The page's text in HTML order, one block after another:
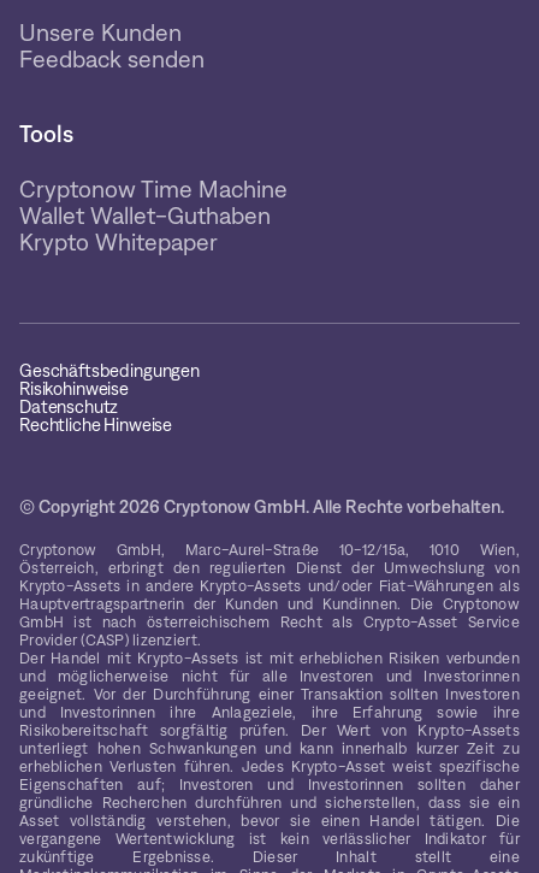
Unsere Kunden
Feedback senden
Tools
Cryptonow Time Machine
Wallet Wallet-Guthaben
Krypto Whitepaper
Geschäftsbedingungen
Risikohinweise
Datenschutz
Rechtliche Hinweise
© Copyright 2026 Cryptonow GmbH. Alle Rechte vorbehalten.
Cryptonow GmbH, Marc-Aurel-Straße 10-12/15a, 1010 Wien,
Österreich, erbringt den regulierten Dienst der Umwechslung von
Krypto-Assets in andere Krypto-Assets und/oder Fiat-Währungen als
Hauptvertragspartnerin der Kunden und Kundinnen. Die Cryptonow
GmbH ist nach österreichischem Recht als Crypto-Asset Service
Provider (CASP) lizenziert.
Der Handel mit Krypto-Assets ist mit erheblichen Risiken verbunden
und möglicherweise nicht für alle Investoren und Investorinnen
geeignet. Vor der Durchführung einer Transaktion sollten Investoren
und Investorinnen ihre Anlageziele, ihre Erfahrung sowie ihre
Risikobereitschaft sorgfältig prüfen. Der Wert von Krypto-Assets
unterliegt hohen Schwankungen und kann innerhalb kurzer Zeit zu
erheblichen Verlusten führen. Jedes Krypto-Asset weist spezifische
Eigenschaften auf; Investoren und Investorinnen sollten daher
gründliche Recherchen durchführen und sicherstellen, dass sie ein
Asset vollständig verstehen, bevor sie einen Handel tätigen. Die
vergangene Wertentwicklung ist kein verlässlicher Indikator für
zukünftige Ergebnisse. Dieser Inhalt stellt eine